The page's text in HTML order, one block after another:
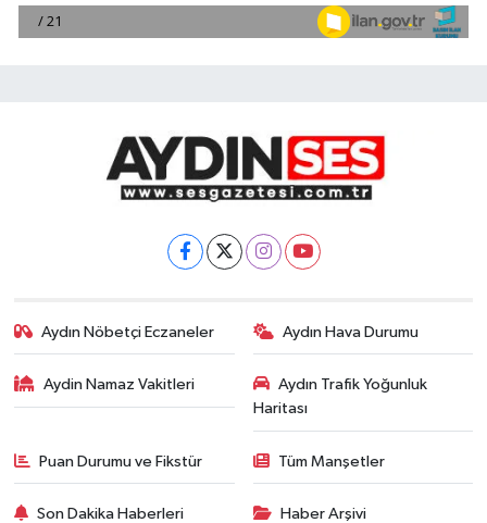
Aydın Nöbetçi Eczaneler Aydın Hava Durumu
Aydin Namaz Vakitleri
Aydın Trafik Yoğunluk
Haritası
Puan Durumu ve Fikstür Tüm Manşetler
Son Dakika Haberleri Haber Arşivi